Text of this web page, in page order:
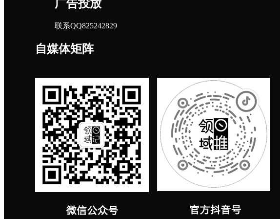
广告投放
联系QQ825242829
自媒体矩阵